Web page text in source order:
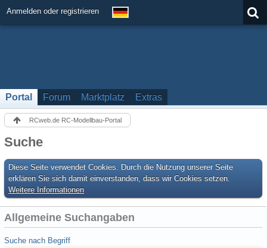
Anmelden oder registrieren
Portal Forum Marktplatz Extras
RCweb.de RC-Modellbau-Portal
Suche
Diese Seite verwendet Cookies. Durch die Nutzung unserer Seite
erklären Sie sich damit einverstanden, dass wir Cookies setzen.
Weitere Informationen
Allgemeine Suchangaben
Suche nach Begriff